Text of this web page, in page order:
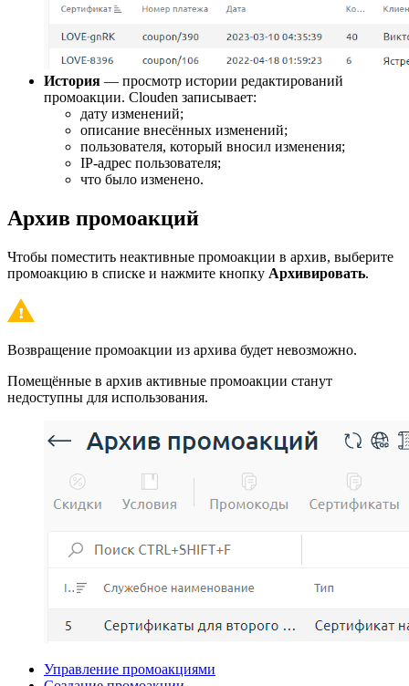
История — просмотр истории редактирований
промоакции. Clouden записывает:
дату изменений;
описание внесённых изменений;
пользователя, который вносил изменения;
IP-адрес пользователя;
что было изменено.
Архив промоакций
Чтобы поместить неактивные промоакции в архив, выберите
промоакцию в списке и нажмите кнопку Архивировать.
Возвращение промоакции из архива будет невозможно.
Помещённые в архив активные промоакции станут
недоступны для использования.
Управление промоакциями